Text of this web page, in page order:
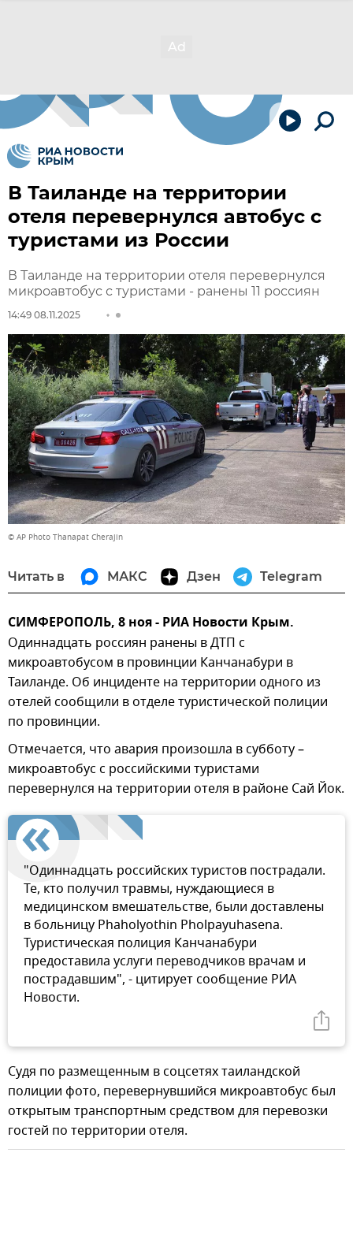
В Таиланде на территории
отеля перевернулся автобус с
туристами из России
В Таиланде на территории отеля перевернулся
микроавтобус с туристами - ранены 11 россиян
14:49 08.11.2025
© AP Photo Thanapat Cherajin
Читать в МАКС Дзен Telegram
СИМФЕРОПОЛЬ, 8 ноя - РИА Новости Крым.
Одиннадцать россиян ранены в ДТП с
микроавтобусом в провинции Канчанабури в
Таиланде. Об инциденте на территории одного из
отелей сообщили в отделе туристической полиции
по провинции.
Отмечается, что авария произошла в субботу –
микроавтобус с российскими туристами
перевернулся на территории отеля в районе Сай Йок.
"Одиннадцать российских туристов пострадали.
Те, кто получил травмы, нуждающиеся в
медицинском вмешательстве, были доставлены
в больницу Phaholyothin Pholpayuhasena.
Туристическая полиция Канчанабури
предоставила услуги переводчиков врачам и
пострадавшим", - цитирует сообщение РИА
Новости.
Судя по размещенным в соцсетях таиландской
полиции фото, перевернувшийся микроавтобус был
открытым транспортным средством для перевозки
гостей по территории отеля.